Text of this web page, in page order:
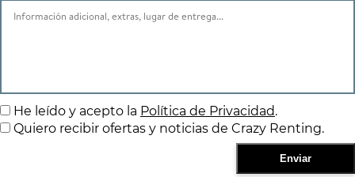
He leído y acepto la Política de Privacidad.
Quiero recibir ofertas y noticias de Crazy Renting.